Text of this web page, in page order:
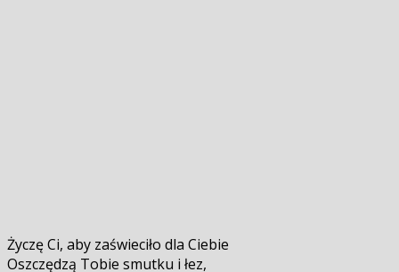
Życzę Ci, aby zaświeciło dla Ciebie
Oszczędzą Tobie smutku i łez,